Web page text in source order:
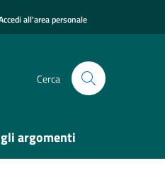
all'area personale
Cerca
argomenti